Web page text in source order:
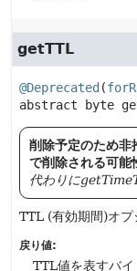
getTTL
@Deprecated (
abstract
byte
削除予定のため
で削除される可能
代わりに
TTL (有効期間)オプ
戻り値:
TTL値を表すバイ